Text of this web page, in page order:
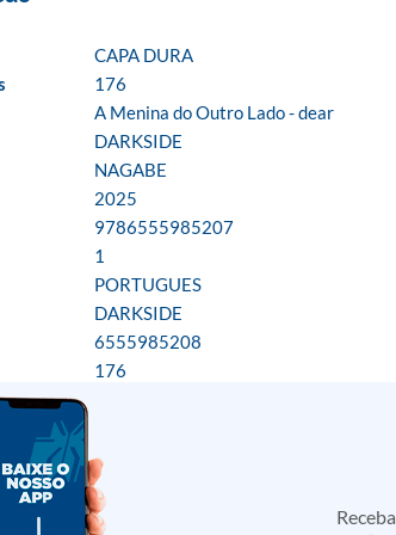
CAPA DURA
176
A Menina do Outro Lado - dear
DARKSIDE
NAGABE
2025
9786555985207
1
PORTUGUES
DARKSIDE
6555985208
176